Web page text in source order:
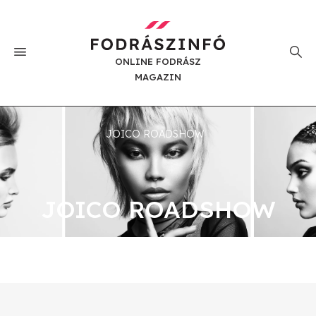
ONLINE FODRÁSZ
MAGAZIN
JOICO ROADSHOW
JOICO ROADSHOW